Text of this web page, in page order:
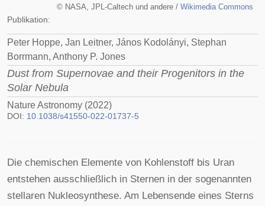
© NASA, JPL-Caltech und andere / Wikimedia Commons
Publikation:
Peter Hoppe, Jan Leitner, János Kodolányi, Stephan
Borrmann, Anthony P. Jones
Dust from Supernovae and their Progenitors in the
Solar Nebula
Nature Astronomy (2022)
DOI: 10.1038/s41550-022-01737-5
Die chemischen Elemente von Kohlenstoff bis Uran
entstehen ausschließlich in Sternen in der sogenannten
stellaren Nukleosynthese. Am Lebensende eines Sterns